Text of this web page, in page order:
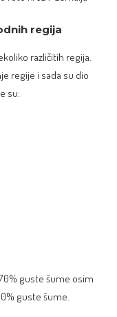
regija
različitih regija.
regije i sada su dio
su:
guste šume osim
guste šume.